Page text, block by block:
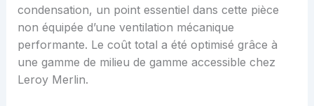
condensation, un point essentiel dans cette pièce
non équipée d’une ventilation mécanique
performante. Le coût total a été optimisé grâce à
une gamme de milieu de gamme accessible chez
Leroy Merlin.